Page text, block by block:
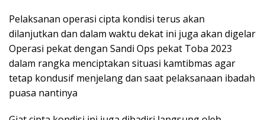
Pelaksanan operasi cipta kondisi terus akan
dilanjutkan dan dalam waktu dekat ini juga akan digelar
Operasi pekat dengan Sandi Ops pekat Toba 2023
dalam rangka menciptakan situasi kamtibmas agar
tetap kondusif menjelang dan saat pelaksanaan ibadah
puasa nantinya